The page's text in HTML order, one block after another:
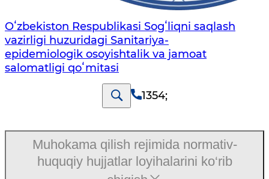
Oʻzbekiston Respublikasi Sogʻliqni saqlash
vazirligi huzuridagi Sanitariya-
epidemiologik osoyishtalik va jamoat
salomatligi qoʻmitasi
1354;
Muhokama qilish rejimida normativ-
huquqiy hujjatlar loyihalarini ko‘rib